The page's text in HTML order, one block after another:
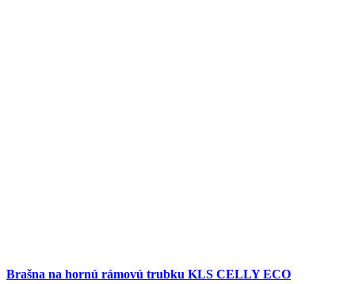
Brašna na hornú rámovú trubku KLS CELLY ECO